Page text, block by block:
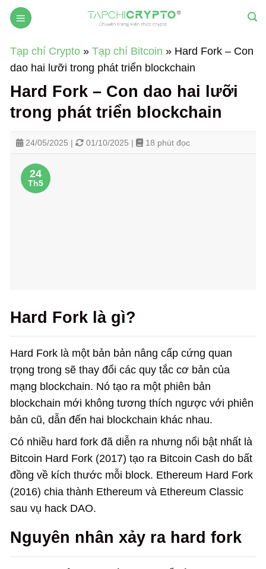
Skip
Tạp chí Crypto » Tạp chí Bitcoin » Hard Fork – Con
dao hai lưỡi trong phát triển blockchain
Hard Fork – Con dao hai lưỡi
trong phát triển blockchain
24/05/2025 | 01/10/2025 | 18 phút đọc
24
Th5
Hard Fork là gì?
Hard Fork là một bản bản nâng cấp cứng quan
trọng trong sẽ thay đổi các quy tắc cơ bản của
mạng blockchain. Nó tạo ra một phiên bản
blockchain mới không tương thích ngược với phiên
bản cũ, dẫn đến hai blockchain khác nhau.
Có nhiều hard fork đã diễn ra nhưng nổi bật nhất là
Bitcoin Hard Fork (2017) tạo ra Bitcoin Cash do bất
đồng về kích thước mỗi block. Ethereum Hard Fork
(2016) chia thành Ethereum và Ethereum Classic
sau vụ hack DAO.
Nguyên nhân xảy ra hard fork